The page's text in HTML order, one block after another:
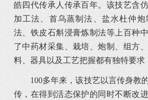
皓四代传承人传承百年。该技艺含
加工法、首乌蒸制法、盐水杜仲
法、铁皮石斛浸膏炼制法等上百种
了中药材采集、栽培、炮制、组方
料、器具以及工艺把握都有独特要求
100多年来，该技艺以言传身教
传，在得到活态保护的同时不断改